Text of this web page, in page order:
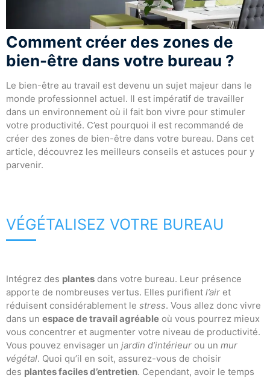
Comment créer des zones de
bien-être dans votre bureau ?
Le bien-être au travail est devenu un sujet majeur dans le
monde professionnel actuel. Il est impératif de travailler
dans un environnement où il fait bon vivre pour stimuler
votre productivité. C’est pourquoi il est recommandé de
créer des zones de bien-être dans votre bureau. Dans cet
article, découvrez les meilleurs conseils et astuces pour y
parvenir.
VÉGÉTALISEZ VOTRE BUREAU
Intégrez des plantes dans votre bureau. Leur présence
apporte de nombreuses vertus. Elles purifient l’air et
réduisent considérablement le stress. Vous allez donc vivre
dans un espace de travail agréable où vous pourrez mieux
vous concentrer et augmenter votre niveau de productivité.
Vous pouvez envisager un jardin d’intérieur ou un mur
végétal. Quoi qu’il en soit, assurez-vous de choisir
des plantes faciles d’entretien. Cependant, avoir le temps